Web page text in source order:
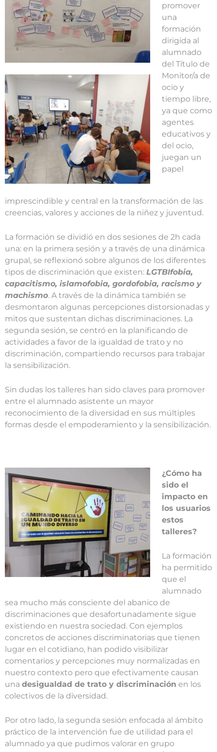
promover
una
formación
dirigida al
alumnado
del Título de
Monitor/a de
ocio y
tiempo libre,
ya que como
agentes
educativos y
del ocio,
juegan un
papel
imprescindible y central en la transformación de las
creencias, valores y acciones de la niñez y juventud.
La formación se dividió en dos sesiones de 2h cada
una: en la primera sesión y a través de una dinámica
grupal, se reflexionó sobre algunos de los diferentes
tipos de discriminación que existen: LGTBIfobia,
capacitismo, islamofobia, gordofobia, racismo y
machismo. A través de la dinámica también se
desmontaron algunas percepciones distorsionadas y
mitos que sustentan dichas discriminaciones. La
segunda sesión, se centró en la planificando de
actividades a favor de la igualdad de trato y no
discriminación, compartiendo recursos para trabajar
la sensibilización.
Sin dudas los talleres han sido claves para promover
entre el alumnado asistente un mayor
reconocimiento de la diversidad en sus múltiples
formas desde el empoderamiento y la sensibilización.
¿Cómo ha
sido el
impacto en
los usuarios
estos
talleres?
La formación
ha permitido
que el
alumnado
sea mucho más consciente del abanico de
discriminaciones que desafortunadamente sigue
existiendo en nuestra sociedad. Con ejemplos
concretos de acciones discriminatorias que tienen
lugar en el cotidiano, han podido visibilizar
comentarios y percepciones muy normalizadas en
nuestro contexto pero que efectivamente causan
una desigualdad de trato y discriminación en los
colectivos de la diversidad.
Por otro lado, la segunda sesión enfocada al ámbito
práctico de la intervención fue de utilidad para el
alumnado ya que pudimos valorar en grupo